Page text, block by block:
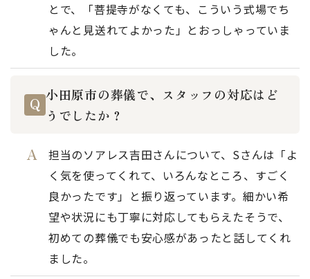
とで、「菩提寺がなくても、こういう式場でち
ゃんと見送れてよかった」とおっしゃっていま
した。
小田原市の葬儀で、スタッフの対応はど
うでしたか？
担当のソアレス吉田さんについて、Sさんは「よ
く気を使ってくれて、いろんなところ、すごく
良かったです」と振り返っています。細かい希
望や状況にも丁寧に対応してもらえたそうで、
初めての葬儀でも安心感があったと話してくれ
ました。